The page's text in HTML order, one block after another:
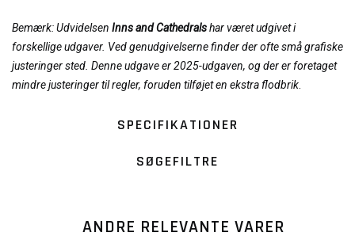
Bemærk: Udvidelsen Inns and Cathedralshar været udgivet i
forskellige udgaver. Ved genudgivelserne finder der ofte små grafiske
justeringer sted. Denne udgave er 2025-udgaven, og der er foretaget
mindre justeringer til regler, foruden tilføjet en ekstra flodbrik
SPECIFIKATIONER
SØGEFILTRE
ANDRE RELEVANTE VARER